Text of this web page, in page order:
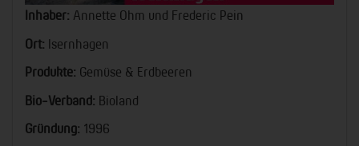
Inhaber: Annette Ohm und Frederic Pein
Ort: Isernhagen
Produkte: Gemüse & Erdbeeren
Bio-Verband: Bioland
Gründung: 1996